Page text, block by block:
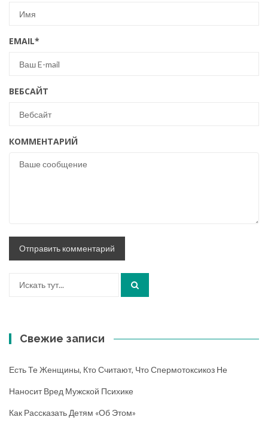
EMAIL*
ВЕБСАЙТ
КОММЕНТАРИЙ
Свежие записи
Есть Те Женщины, Кто Считают, Что Спермотоксикоз Не
Наносит Вред Мужской Психике
Как Рассказать Детям «об Этом»